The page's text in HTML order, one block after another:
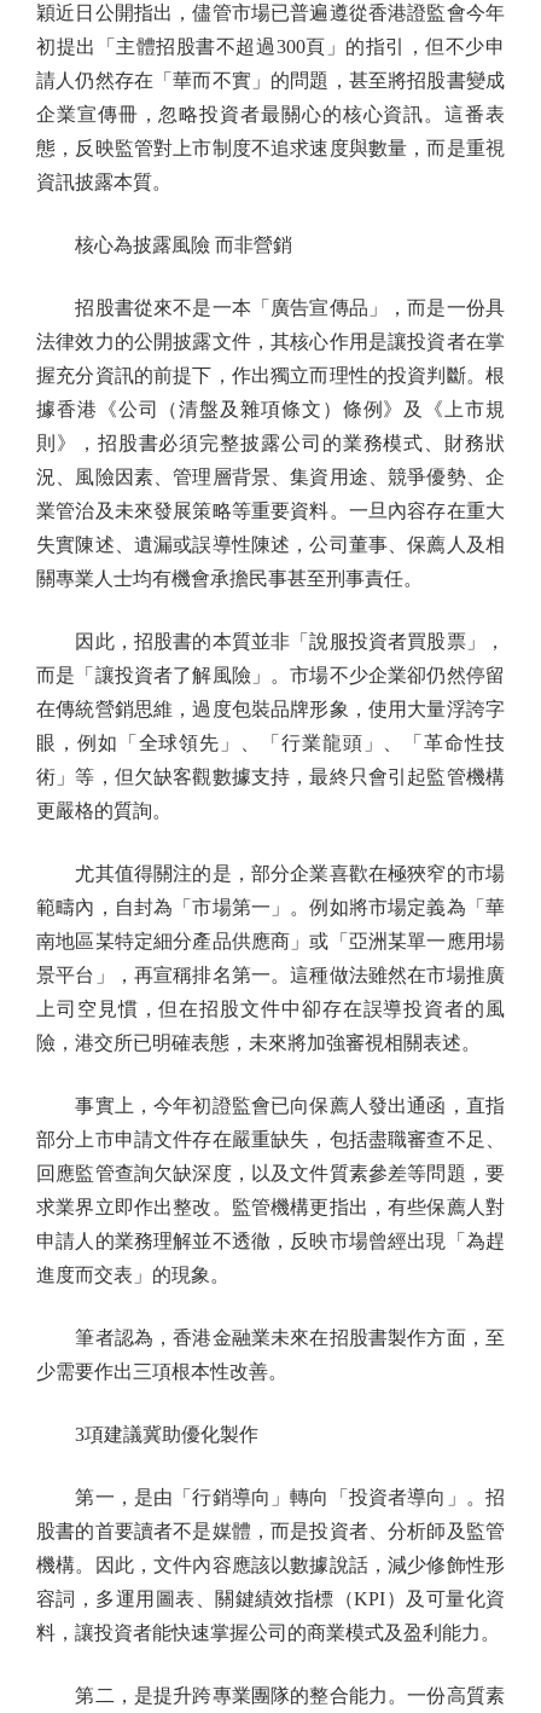
穎近日公開指出，儘管市場已普遍遵從香港證監會今年
初提出「主體招股書不超過300頁」的指引，但不少申
請人仍然存在「華而不實」的問題，甚至將招股書變成
企業宣傳冊，忽略投資者最關心的核心資訊。這番表
態，反映監管對上市制度不追求速度與數量，而是重視
資訊披露本質。
核心為披露風險 而非營銷
招股書從來不是一本「廣告宣傳品」，而是一份具
法律效力的公開披露文件，其核心作用是讓投資者在掌
握充分資訊的前提下，作出獨立而理性的投資判斷。根
據香港《公司（清盤及雜項條文）條例》及《上市規
則》，招股書必須完整披露公司的業務模式、財務狀
況、風險因素、管理層背景、集資用途、競爭優勢、企
業管治及未來發展策略等重要資料。一旦內容存在重大
失實陳述、遺漏或誤導性陳述，公司董事、保薦人及相
關專業人士均有機會承擔民事甚至刑事責任。
因此，招股書的本質並非「說服投資者買股票」，
而是「讓投資者了解風險」。市場不少企業卻仍然停留
在傳統營銷思維，過度包裝品牌形象，使用大量浮誇字
眼，例如「全球領先」、「行業龍頭」、「革命性技
術」等，但欠缺客觀數據支持，最終只會引起監管機構
更嚴格的質詢。
尤其值得關注的是，部分企業喜歡在極狹窄的市場
範疇內，自封為「市場第一」。例如將市場定義為「華
南地區某特定細分產品供應商」或「亞洲某單一應用場
景平台」，再宣稱排名第一。這種做法雖然在市場推廣
上司空見慣，但在招股文件中卻存在誤導投資者的風
險，港交所已明確表態，未來將加強審視相關表述。
事實上，今年初證監會已向保薦人發出通函，直指
部分上市申請文件存在嚴重缺失，包括盡職審查不足、
回應監管查詢欠缺深度，以及文件質素參差等問題，要
求業界立即作出整改。監管機構更指出，有些保薦人對
申請人的業務理解並不透徹，反映市場曾經出現「為趕
進度而交表」的現象。
筆者認為，香港金融業未來在招股書製作方面，至
少需要作出三項根本性改善。
3項建議冀助優化製作
第一，是由「行銷導向」轉向「投資者導向」。招
股書的首要讀者不是媒體，而是投資者、分析師及監管
機構。因此，文件內容應該以數據說話，減少修飾性形
容詞，多運用圖表、關鍵績效指標（KPI）及可量化資
料，讓投資者能快速掌握公司的商業模式及盈利能力。
第二，是提升跨專業團隊的整合能力。一份高質素